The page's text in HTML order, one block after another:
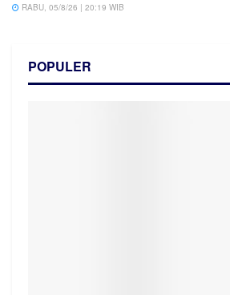
RABU, 05/8/26 | 20:19 WIB
POPULER